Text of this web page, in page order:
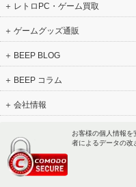
レトロPC・ゲーム買取
ゲームグッズ通販
BEEP BLOG
BEEP コラム
会社情報
お客様の個人情報
者によるデータの改